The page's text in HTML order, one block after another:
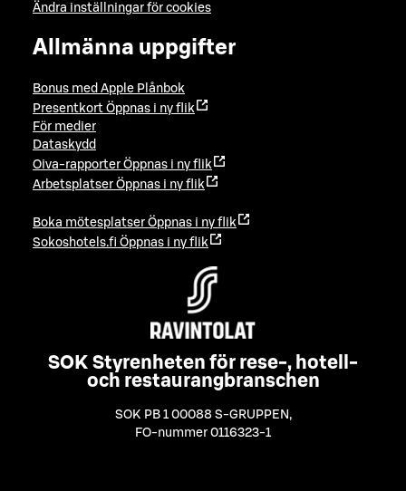
Ändra inställningar för cookies
Allmänna uppgifter
Bonus med Apple Plånbok
Presentkort Öppnas i ny flik
För medier
Dataskydd
Oiva-rapporter Öppnas i ny flik
Arbetsplatser Öppnas i ny flik
Boka mötesplatser Öppnas i ny flik
Sokoshotels.fi Öppnas i ny flik
SOK Styrenheten för rese-, hotell-
och restaurangbranschen
SOK PB 1 00088 S-GRUPPEN ,
FO-nummer 0116323-1